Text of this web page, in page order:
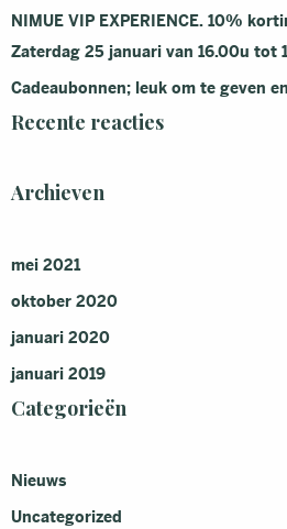
NIMUE VIP EXPERIENCE. 10%
Zaterdag 25 januari van 16.00u tot
Cadeaubonnen; leuk om te geven
Recente reacties
Archieven
mei 2021
oktober 2020
januari 2020
januari 2019
Categorieën
Nieuws
Uncategorized